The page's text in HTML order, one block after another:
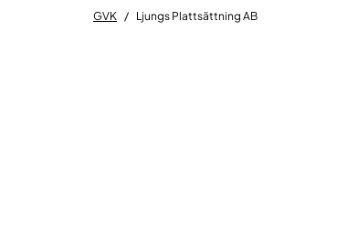
GVK Ljungs Plattsättning AB